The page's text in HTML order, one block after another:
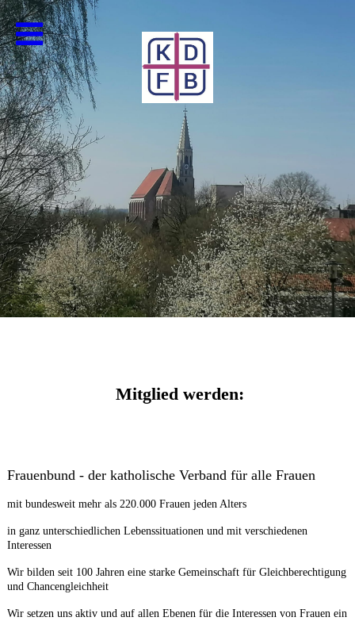
Mitglied werden:
Frauenbund - der katholische Verband für alle Frauen
mit bundesweit mehr als 220.000 Frauen jeden Alters
in ganz unterschiedlichen Lebenssituationen und mit verschiedenen
Interessen
Wir bilden seit 100 Jahren eine starke Gemeinschaft für Gleichberechtigung
und Chancengleichheit
Wir setzen uns aktiv und auf allen Ebenen für die Interessen von Frauen ein